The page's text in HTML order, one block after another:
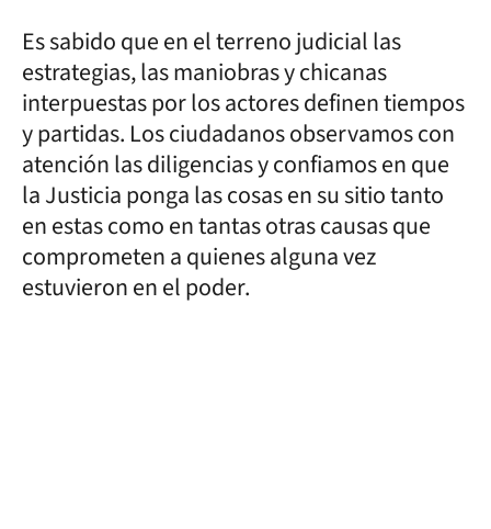
Es sabido que en el terreno judicial las
estrategias, las maniobras y chicanas
interpuestas por los actores definen tiempos
y partidas. Los ciudadanos observamos con
atención las diligencias y confiamos en que
la Justicia ponga las cosas en su sitio tanto
en estas como en tantas otras causas que
comprometen a quienes alguna vez
estuvieron en el poder.